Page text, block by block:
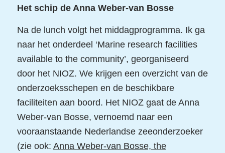
Het schip de Anna Weber-van Bosse
Na de lunch volgt het middagprogramma. Ik ga
naar het onderdeel ‘Marine research facilities
available to the community’, georganiseerd
door het NIOZ. We krijgen een overzicht van de
onderzoeksschepen en de beschikbare
faciliteiten aan boord. Het NIOZ gaat de Anna
Weber-van Bosse, vernoemd naar een
vooraanstaande Nederlandse zeeonderzoeker
(zie ook: Anna Weber-van Bosse, the